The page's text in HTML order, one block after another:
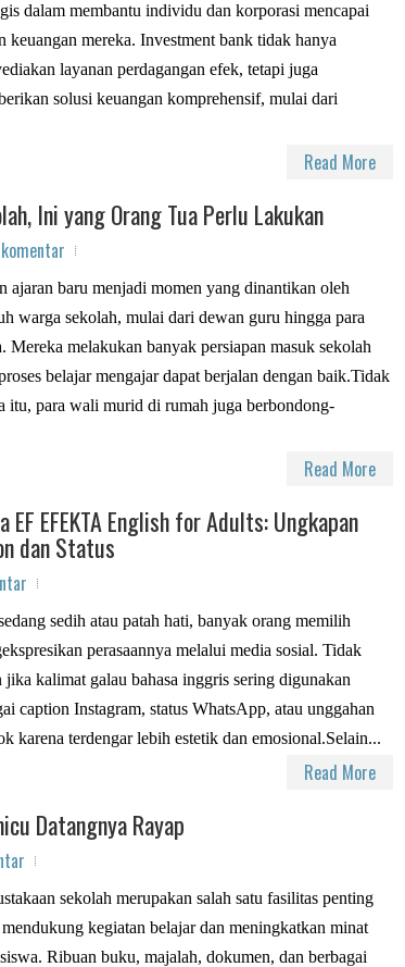
dalam membantu individu dan korporasi mencapai
keuangan mereka. Investment bank tidak hanya
layanan perdagangan efek, tetapi juga
solusi keuangan komprehensif, mulai dari
Read More
Ini yang Orang Tua Perlu Lakukan
ajaran baru menjadi momen yang dinantikan oleh
warga sekolah, mulai dari dewan guru hingga para
Mereka melakukan banyak persiapan masuk sekolah
belajar mengajar dapat berjalan dengan baik.Tidak
itu, para wali murid di rumah juga berbondong-
Read More
EFEKTA English for Adults: Ungkapan
dan Status
sedih atau patah hati, banyak orang memilih
perasaannya melalui media sosial. Tidak
jika kalimat galau bahasa inggris sering digunakan
caption Instagram, status WhatsApp, atau unggahan
karena terdengar lebih estetik dan emosional.Selain...
Read More
Datangnya Rayap
sekolah merupakan salah satu fasilitas penting
kegiatan belajar dan meningkatkan minat
Ribuan buku, majalah, dokumen, dan berbagai